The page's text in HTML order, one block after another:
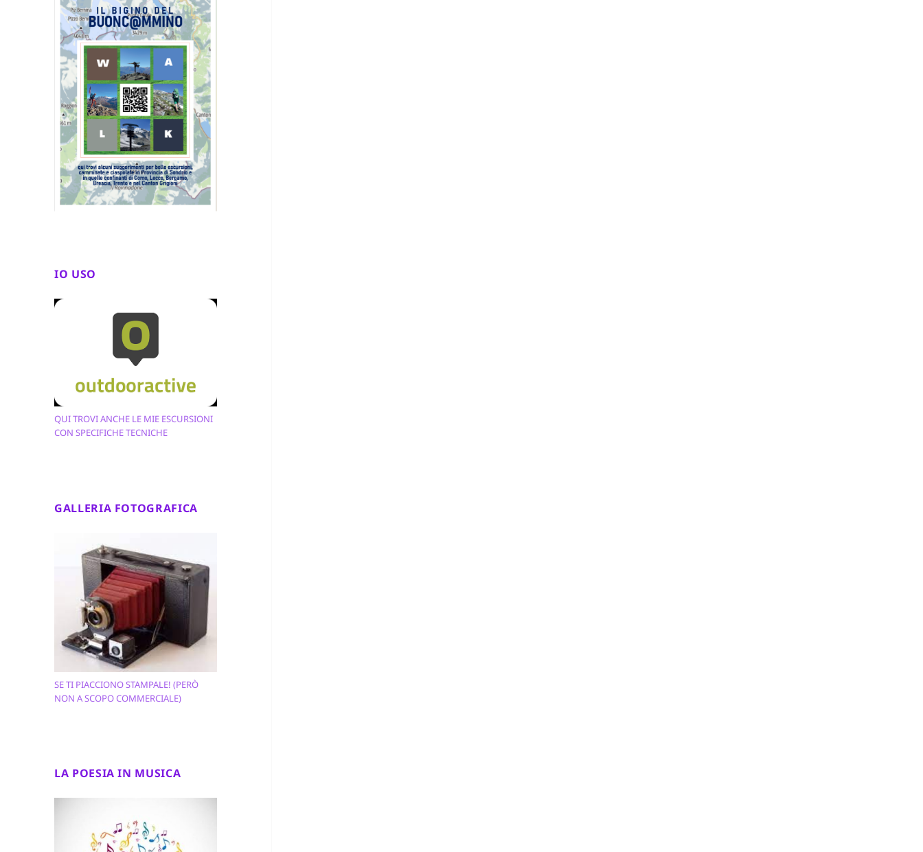
IO USO
QUI TROVI ANCHE LE MIE ESCURSIONI
CON SPECIFICHE TECNICHE
GALLERIA FOTOGRAFICA
SE TI PIACCIONO STAMPALE! (PERÒ
NON A SCOPO COMMERCIALE)
LA POESIA IN MUSICA